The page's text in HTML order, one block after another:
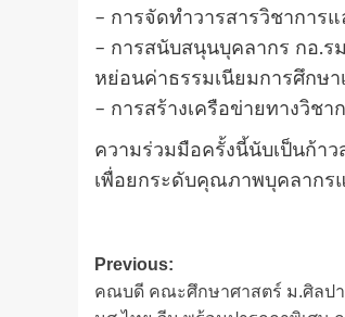
– การจัดทำวารสารวิชาการ
– การสนับสนุนบุคลากร กอ.ร
หย่อนค่าธรรมเนียมการศึกษ
– การสร้างเครือข่ายทางวิช
ความร่วมมือครั้งนี้นับเป็นก้า
เพื่อยกระดับคุณภาพบุคลากร
Post
navigation
Previous:
คณบดี คณะศึกษาศาสตร์ ม.ศิลปา